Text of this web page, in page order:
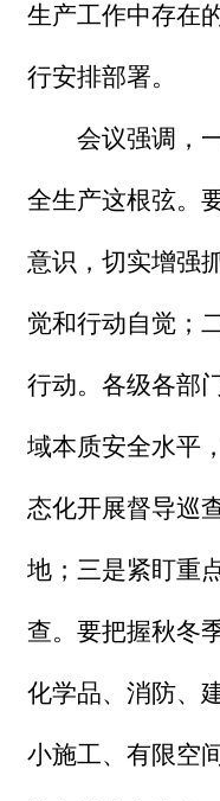
生产工作中存在
行安排部署。
会议强调，
全生产这根弦。
意识，切实增强
觉和行动自觉；
行动。各级各部
域本质安全水平
态化开展督导巡
地；三是紧盯重
查。要把握秋冬
化学品、消防、
小施工、有限空